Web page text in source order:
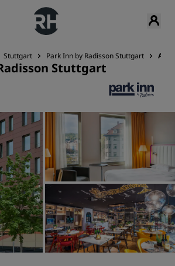
Stuttgart Park Inn by Radisson Stuttgart
Stuttgart